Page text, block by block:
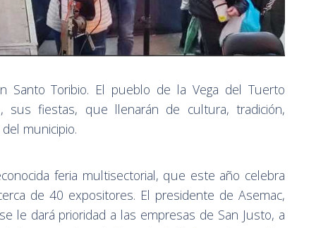
Santo Toribio. El pueblo de la Vega del Tuerto
fiestas, que llenarán de cultura, tradición,
municipio.
feria multisectorial, que este año celebra
de 40 expositores. El presidente de Asemac,
le dará prioridad a las empresas de San Justo, a